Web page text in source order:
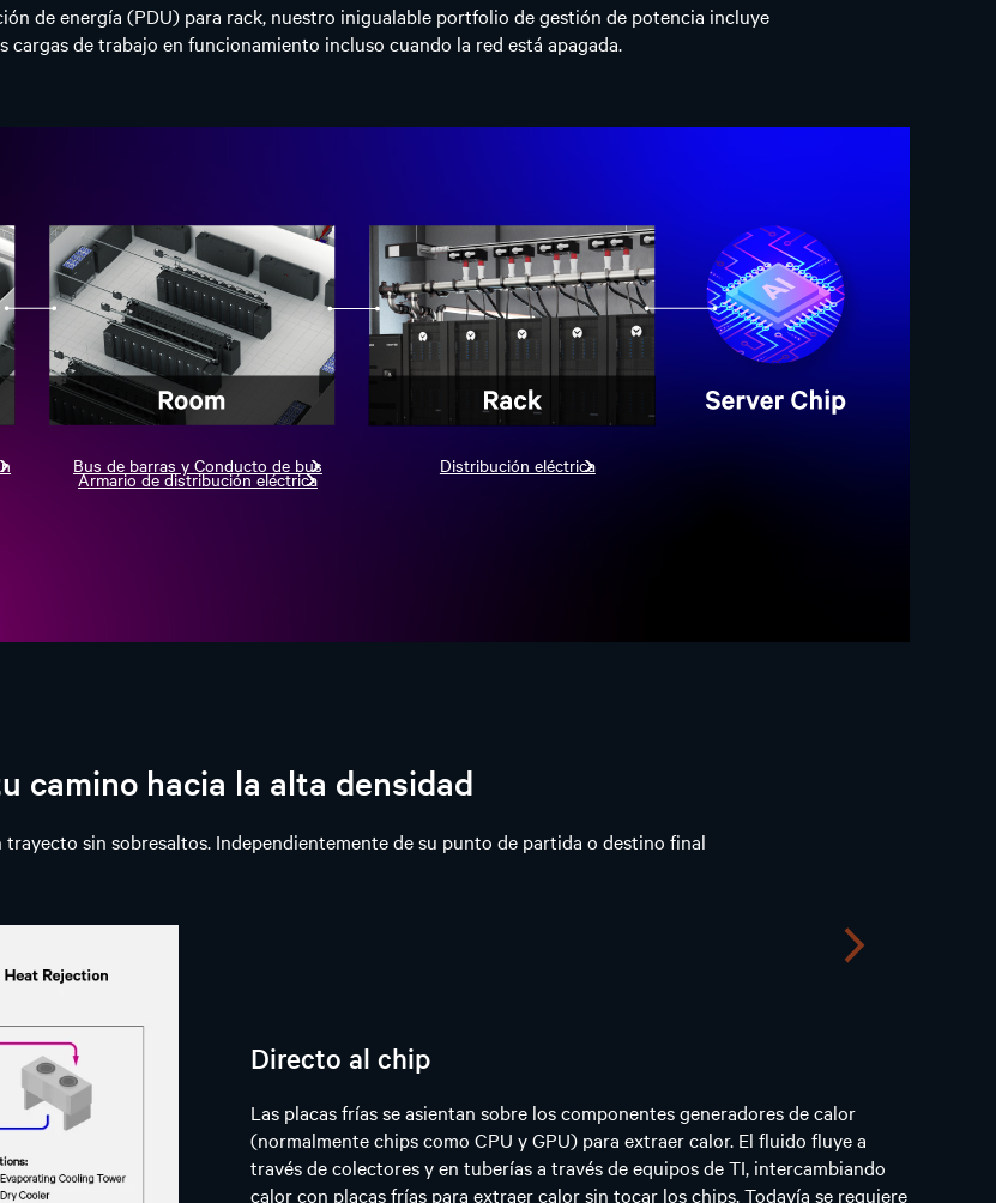
de energía (PDU) para rack, nuestro inigualable portfolio de gestión de potencia incluye
cargas de trabajo en funcionamiento incluso cuando la red está apagada.
Bus de barras y Conducto de bus
Armario de distribución eléctrica
Distribución eléctrica
camino hacia la alta densidad
trayecto sin sobresaltos. Independientemente de su punto de partida o destino final
Directo al chip
Las placas frías se asientan sobre los componentes generadores de calor
(normalmente chips como CPU y GPU) para extraer calor. El fluido fluye a
través de colectores y en tuberías a través de equipos de TI, intercambiando
calor con placas frías para extraer calor sin tocar los chips. Todavía se requiere
Siguiente